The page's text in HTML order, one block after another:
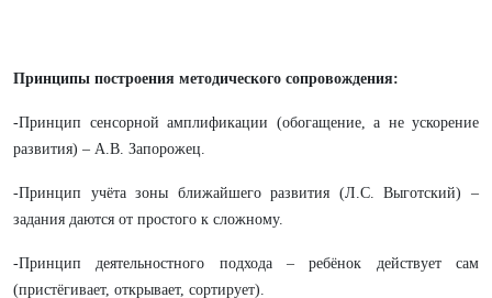
Принципы построения методического сопровождения:
-Принцип сенсорной амплификации (обогащение, а не ускорение
развития) – А.В. Запорожец.
-Принцип учёта зоны ближайшего развития (Л.С. Выготский) –
задания даются от простого к сложному.
-Принцип деятельностного подхода – ребёнок действует сам
(пристёгивает, открывает, сортирует).